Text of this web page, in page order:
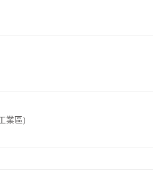
業區)